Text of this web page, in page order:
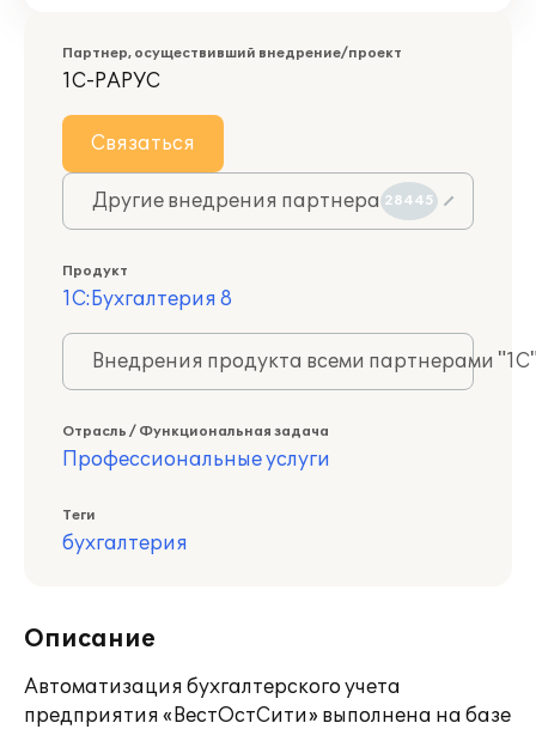
Партнер, осуществивший внедрение/проект
1С-РАРУС
Связаться
Другие внедрения партнера 28445
Продукт
1С:Бухгалтерия 8
Внедрения продукта всеми партнерами
Отрасль / Функциональная задача
Профессиональные услуги
Теги
бухгалтерия
Описание
Автоматизация бухгалтерского учета
предприятия «ВестОстСити» выполнена на базе